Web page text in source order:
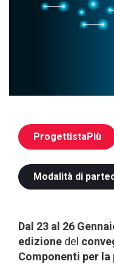
ProgettistaPiù
Modalità di
Dal 23 al 26
edizione del
Componenti per